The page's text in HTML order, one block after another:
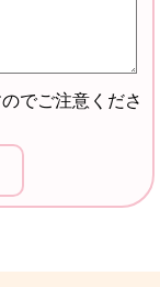
でご注意くださ